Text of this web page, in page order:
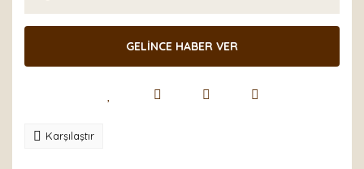
GELİNCE HABER VER
Karşılaştır